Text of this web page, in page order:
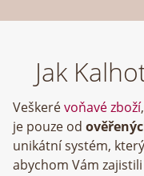
Jak
Veškerévoňavé zboží
je pouze od
unikátní systém,
abychom Vám